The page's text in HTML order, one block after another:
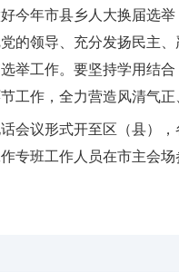
今年市县乡人大换届选
的领导、充分发扬民主
举工作。要坚持学用结
工作，全力营造风清气
会议形式开至区（县）
专班工作人员在市主会场